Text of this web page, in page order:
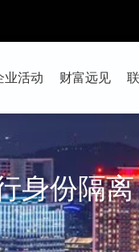
业活动 财富远见
身份隔离